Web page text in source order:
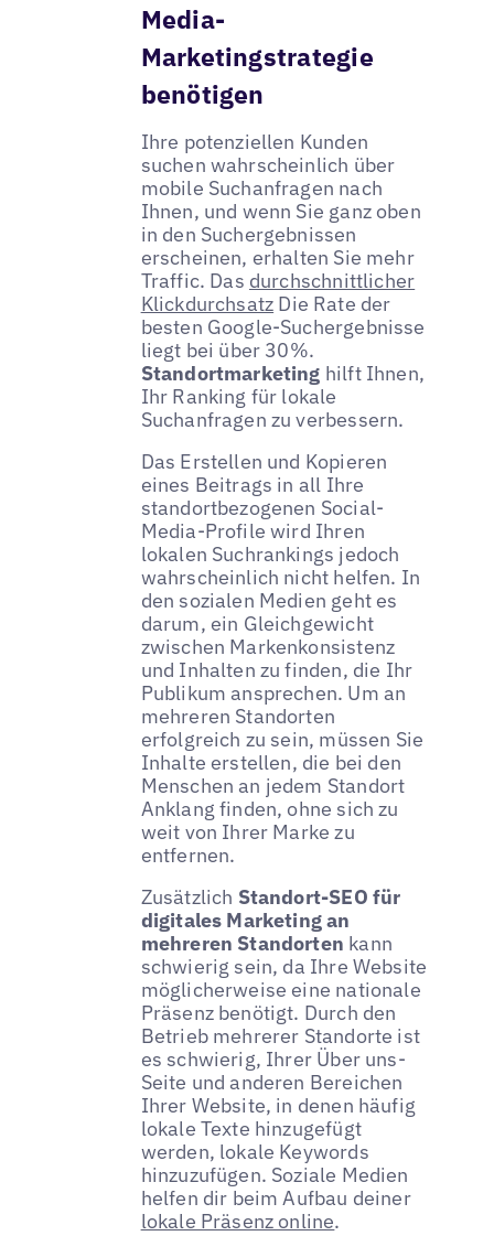
Media-
Marketingstrategie
benötigen
Ihre potenziellen Kunden
suchen wahrscheinlich über
mobile Suchanfragen nach
Ihnen, und wenn Sie ganz oben
in den Suchergebnissen
erscheinen, erhalten Sie mehr
Traffic. Das durchschnittlicher
Klickdurchsatz Die Rate der
besten Google-Suchergebnisse
liegt bei über 30%.
Standortmarketing hilft Ihnen,
Ihr Ranking für lokale
Suchanfragen zu verbessern.
Das Erstellen und Kopieren
eines Beitrags in all Ihre
standortbezogenen Social-
Media-Profile wird Ihren
lokalen Suchrankings jedoch
wahrscheinlich nicht helfen. In
den sozialen Medien geht es
darum, ein Gleichgewicht
zwischen Markenkonsistenz
und Inhalten zu finden, die Ihr
Publikum ansprechen. Um an
mehreren Standorten
erfolgreich zu sein, müssen Sie
Inhalte erstellen, die bei den
Menschen an jedem Standort
Anklang finden, ohne sich zu
weit von Ihrer Marke zu
entfernen.
Zusätzlich Standort-SEO für
digitales Marketing an
mehreren Standorten kann
schwierig sein, da Ihre Website
möglicherweise eine nationale
Präsenz benötigt. Durch den
Betrieb mehrerer Standorte ist
es schwierig, Ihrer Über uns-
Seite und anderen Bereichen
Ihrer Website, in denen häufig
lokale Texte hinzugefügt
werden, lokale Keywords
hinzuzufügen. Soziale Medien
helfen dir beim Aufbau deiner
lokale Präsenz online.